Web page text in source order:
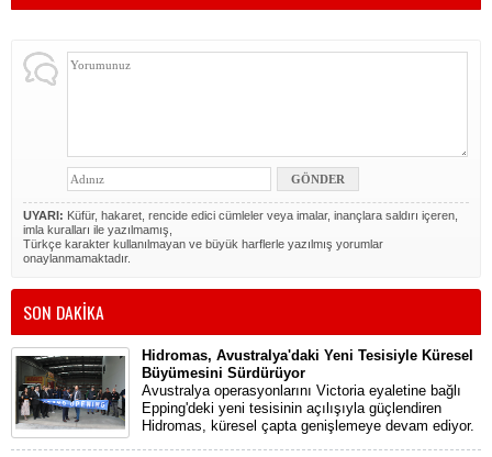
UYARI: Küfür, hakaret, rencide edici cümleler veya imalar, inançlara saldırı içeren,
imla kuralları ile yazılmamış,
Türkçe karakter kullanılmayan ve büyük harflerle yazılmış yorumlar
onaylanmamaktadır.
SON DAKİKA
Hidromas, Avustralya'daki Yeni Tesisiyle Küresel
Büyümesini Sürdürüyor
Avustralya operasyonlarını Victoria eyaletine bağlı
Epping'deki yeni tesisinin açılışıyla güçlendiren
Hidromas, küresel çapta genişlemeye devam ediyor.